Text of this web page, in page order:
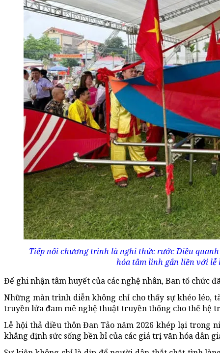
Tiếp nối chương trình là nghi thức rước Diều
hóa tâm linh gắn liền với lễ
Để ghi nhận tâm huyết của các nghệ nhân, Ban tổ chức
Những màn trình diễn không chỉ cho thấy sự khéo léo,
truyền lửa đam mê nghệ thuật truyền thống cho thế hệ
Lễ hội thả diều thôn Đan Tảo năm 2026 khép lại trong
khẳng định sức sống bền bỉ của các giá trị văn hóa dân